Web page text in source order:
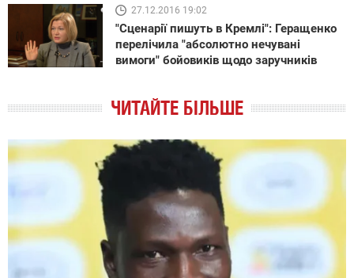
27.12.2016 19:02
"Сценарії пишуть в Кремлі": Геращенко
перелічила "абсолютно нечувані
вимоги" бойовиків щодо заручників
ЧИТАЙТЕ БІЛЬШЕ